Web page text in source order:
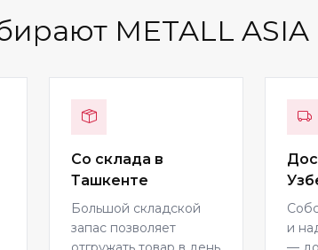
METALL ASIA
Со склада в
Ташкенте
Большой складской
запас позволяет
и